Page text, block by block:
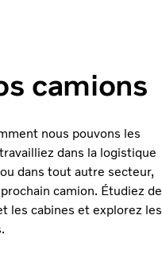
camions
nous pouvons les
dans la logistique
dans tout autre secteur,
camion. Étudiez de
les cabines et explorez les